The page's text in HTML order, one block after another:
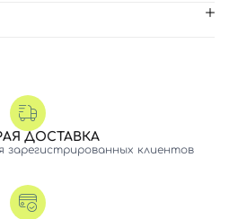
ДОСТАВКА
зарегистрированных клиентов